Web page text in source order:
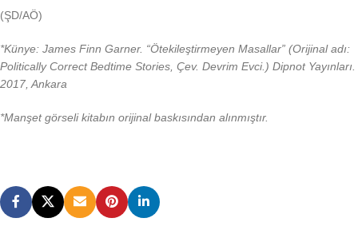
(ŞD/AÖ)
*Künye: James Finn Garner. “Ötekileştirmeyen Masallar” (Orijinal adı:
Politically Correct Bedtime Stories, Çev. Devrim Evci.) Dipnot Yayınları.
2017, Ankara
*Manşet görseli kitabın orijinal baskısından alınmıştır.